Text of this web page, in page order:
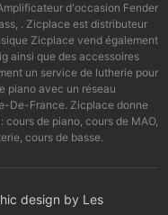
d'occasion Fender
. Zicplace est distributeur
Zicplace vend également
ainsi que des accessoires
un service de lutherie pour
piano avec un réseau
De-France. Zicplace donne
de piano, cours de MAO,
cours de basse.
design by Les